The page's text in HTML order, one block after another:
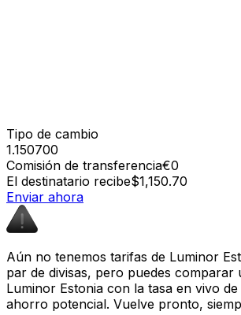
Tipo de cambio
1.150700
Comisión de transferencia€0
El destinatario recibe$1,150.70
Enviar ahora
Aún no tenemos tarifas de Luminor
par de divisas, pero puedes comparar
Luminor Estonia con la tasa en vivo
ahorro potencial. Vuelve pronto,